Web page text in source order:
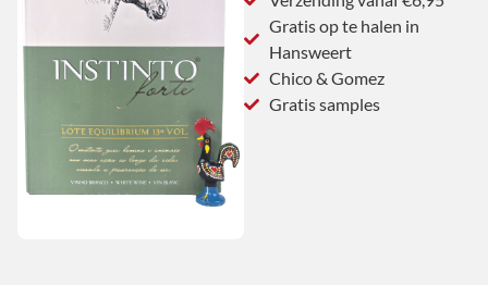
Gratis op te halen in
Hansweert
Chico & Gomez
Gratis samples